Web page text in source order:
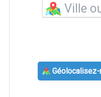
Géolocalisez-